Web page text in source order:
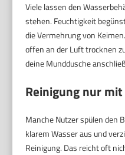
Viele lassen den
stehen. Feuchtigkeit
die Vermehrung von
offen an der Luft trocknen
deine Munddusche
Reinigung nur
Manche Nutzer spülen den
klarem Wasser aus und
Reinigung. Das reicht oft